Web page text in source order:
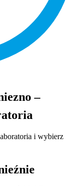
–
i wybierz